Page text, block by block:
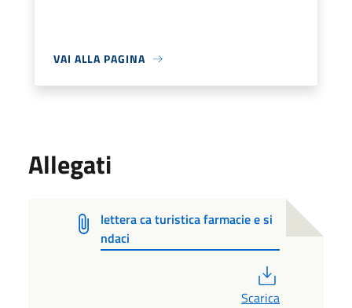
VAI ALLA PAGINA
Allegati
lettera ca turistica farmacie e si
ndaci
Scarica